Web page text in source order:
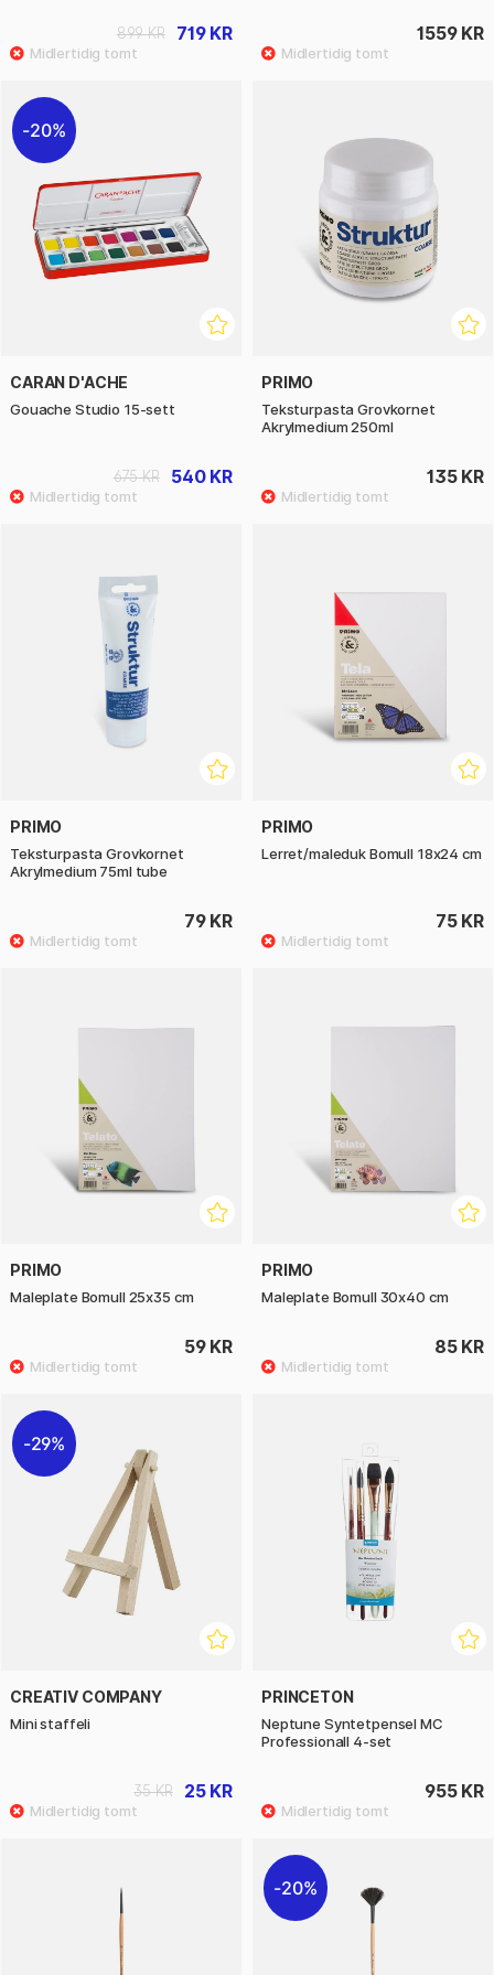
719 KR
899 KR 1559 KR
20%
CARAN D'ACHE
Gouache Studio 15-sett
540 KR
675 KR
PRIMO
Teksturpasta Grovkornet
Akrylmedium 250ml
135 KR
PRIMO
Teksturpasta Grovkornet
Akrylmedium 75ml tube
79 KR
PRIMO
Lerret/maleduk Bomull 18x24 cm
75 KR
PRIMO
Maleplate Bomull 25x35 cm
59 KR
PRIMO
Maleplate Bomull 30x40 cm
85 KR
29%
CREATIV COMPANY
Mini staffeli
25 KR
35 KR
PRINCETON
Neptune Syntetpensel MC
Professionall 4-set
955 KR
20%